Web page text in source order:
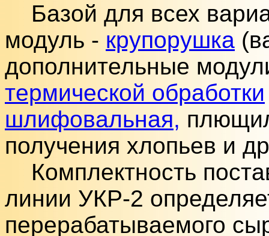
Базой для всех
модуль - крупорушка
дополнительные
термической обработки
шлифовальная,
получения хлопьев и
Комплектность
линии УКР-2
перерабатываемого